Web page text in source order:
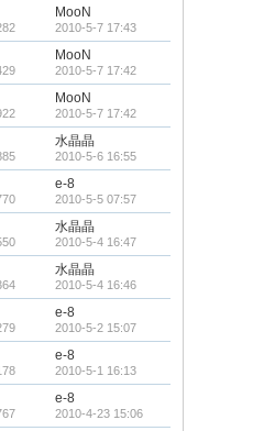
MooN
2010-5-7 17:43
MooN
2010-5-7 17:42
MooN
2010-5-7 17:42
水晶晶
2010-5-6 16:55
e-8
2010-5-5 07:57
水晶晶
2010-5-4 16:47
水晶晶
2010-5-4 16:46
e-8
2010-5-2 15:07
e-8
2010-5-1 16:13
e-8
2010-4-23 15:06